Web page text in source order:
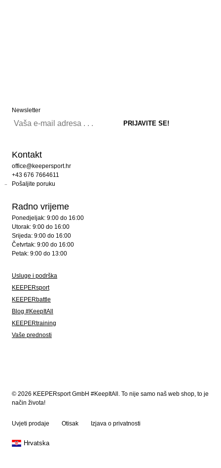
Newsletter
Kontakt
office@keepersport.hr
+43 676 7664611
Pošaljite poruku
Radno vrijeme
Ponedjeljak: 9:00 do 16:00
Utorak: 9:00 do 16:00
Srijeda: 9:00 do 16:00
Četvrtak: 9:00 do 16:00
Petak: 9:00 do 13:00
Usluge i podrška
KEEPERsport
KEEPERbattle
Blog #KeepItAll
KEEPERtraining
Vaše prednosti
© 2026 KEEPERsport GmbH #KeepItAll. To nije samo naš web shop, to je
način života!
Uvjeti prodaje Otisak Izjava o privatnosti
Hrvatska